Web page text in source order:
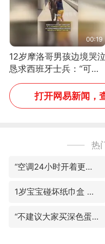
00:19
12岁摩洛哥男孩边境哭泣
恳求西班牙士兵：“可不
可以不要把我遣返回国”
打开网易新闻，
热
“空调24小时开着更省电”不实
1岁宝宝碰坏纸巾盒 宝妈被索赔924元
“不建议大家买深色蛋糕”